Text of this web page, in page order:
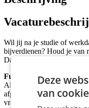
Wil jij na je studie of
bijverdienen? Houd je van
Dan is dit dé ideale bijbaan
Functieomschrijving:
Als stortmedewerker werk
afgesloten en overzichtelijk
vrachtwagens geleegd
Deze
van